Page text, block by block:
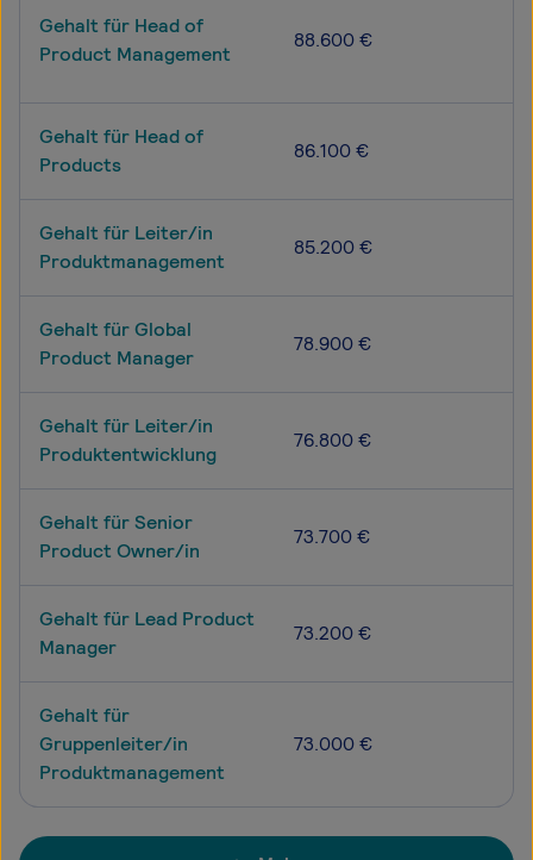
Gehalt für Head of
Product Management
88.600 €
Gehalt für Head of
Products
86.100 €
Gehalt für Leiter/in
Produktmanagement
85.200 €
Gehalt für Global
Product Manager
78.900 €
Gehalt für Leiter/in
Produktentwicklung
76.800 €
Gehalt für Senior
Product Owner/in
73.700 €
Gehalt für Lead Product
Manager
73.200 €
Gehalt für
Gruppenleiter/in
Produktmanagement
73.000 €